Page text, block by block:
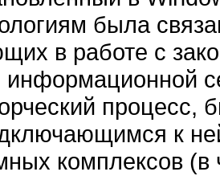
была
в работе с
информационной
процесс,
к
комплексов (в